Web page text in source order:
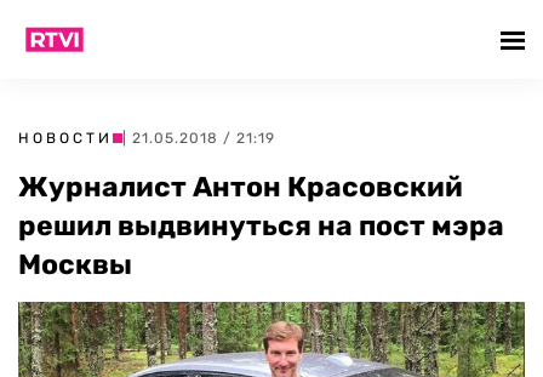
НОВОСТИ | 21.05.2018 / 21:19
Журналист Антон Красовский
решил выдвинуться на пост мэра
Москвы